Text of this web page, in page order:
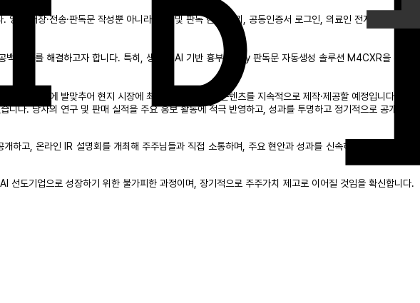
상 저장·전송·판독문 작성뿐 아니라 의뢰 및 판독 현황 관리, 공동인증서 로그인, 의료인 전자서명, 정산·
문제를 해결하고자 합니다. 특히, 생성형 AI 기반 흉부 X-ray 판독문 자동생성 솔루션 M4CXR을 중심
니다. 이에 발맞추어 현지 시장에 최적화된 캠페인과 콘텐츠를 지속적으로 제작·제공할 예정입니다. 또
다. 당사의 연구 및 판매 실적을 주요 홍보 활동에 적극 반영하고, 성과를 투명하고 정기적으로 공개하겠
하고, 온라인 IR 설명회를 개최해 주주님들과 직접 소통하며, 주요 현안과 성과를 신속하게 안내드리겠습
도기업으로 성장하기 위한 불가피한 과정이며, 장기적으로 주주가치 제고로 이어질 것임을 확신합니다.